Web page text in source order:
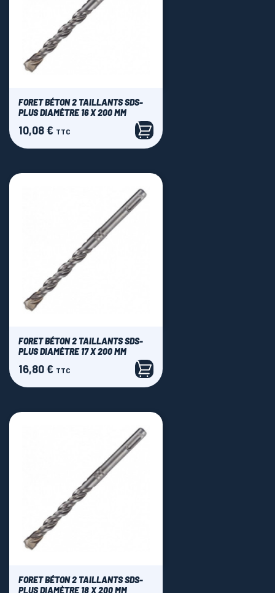
FORET BÉTON 2 TAILLANTS SDS-
PLUS DIAMÈTRE 16 X 200 MM
Prix
10,08 € TTC
FORET BÉTON 2 TAILLANTS SDS-
PLUS DIAMÈTRE 17 X 200 MM
Prix
16,80 € TTC
FORET BÉTON 2 TAILLANTS SDS-
PLUS DIAMÈTRE 18 X 200 MM